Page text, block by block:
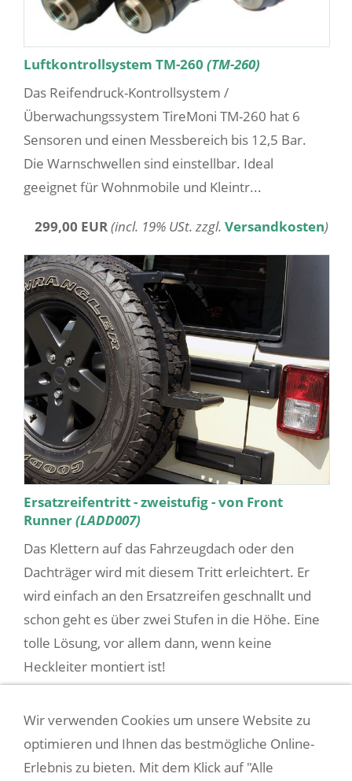
Luftkontrollsystem TM-260 (TM-260)
Das Reifendruck-Kontrollsystem /
Überwachungssystem TireMoni TM-260 hat 6
Sensoren und einen Messbereich bis 12,5 Bar.
Die Warnschwellen sind einstellbar. Ideal
geeignet für Wohnmobile und Kleintr...
299,00 EUR(incl. 19% USt. zzgl. Versandkosten)
Ersatzreifentritt - zweistufig - von Front
Runner(LADD007)
Das Klettern auf das Fahrzeugdach oder den
Dachträger wird mit diesem Tritt erleichtert. Er
wird einfach an den Ersatzreifen geschnallt und
schon geht es über zwei Stufen in die Höhe. Eine
tolle Lösung, vor allem dann, wenn keine
Heckleiter montiert ist!
REIFEN-REPARATURKIT VON ARB
Wir verwenden Cookies um unsere Website zu
optimieren und Ihnen das bestmögliche Online-
Erlebnis zu bieten. Mit dem Klick auf "Alle